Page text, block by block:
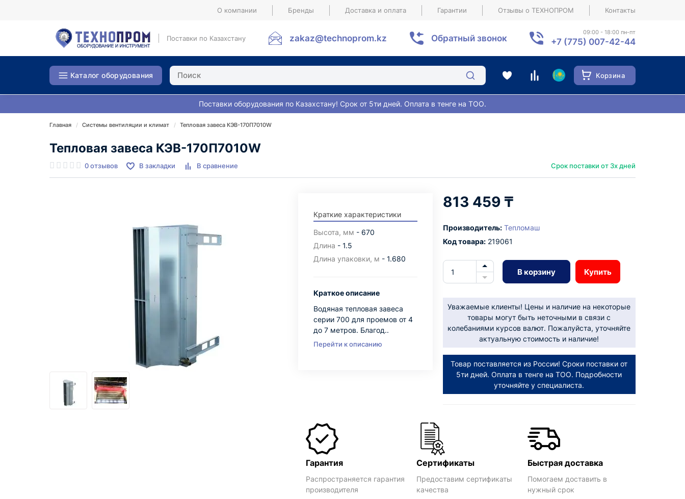
О компании Бренды Доставка и оплата Гарантии Отзывы о ТЕХНОПРОМ Контакты
Поставки по Казахстану zakaz@technoprom.kz Обратный звонок
09:00 - 18:00 пн-пт
+7 (775) 007-42-44
Каталог оборудования Корзина
Поставки оборудования по Казахстану! Срок от 5ти дней. Оплата в тенге на ТОО.
Главная Системы вентиляции и климат Тепловая завеса КЭВ-170П7010W
Тепловая завеса КЭВ-170П7010W
0 отзывов В закладки В сравнение Срок поставки от 3х дней
Краткие характеристики
Высота, мм - 670
Длина - 1.5
Длина упаковки, м - 1.680
Краткое описание
Водяная тепловая завеса
серии 700 для проемов от 4
до 7 метров. Благод..
Перейти к описанию
813 459 ₸
Производитель: Тепломаш
Код товара:219061
В корзину Купить
Уважаемые клиенты! Цены и наличие на некоторые
товары могут быть неточными в связи с
колебаниями курсов валют. Пожалуйста, уточняйте
актуальную стоимость и наличие!
Товар поставляется из России! Сроки поставки от
5ти дней. Оплата в тенге на ТОО. Подробности
уточняйте у специалиста.
Гарантия
Распространяется гарантия
производителя
Сертификаты
Предоставим сертификаты
качества
Быстрая доставка
Помогаем доставить в
нужный срок